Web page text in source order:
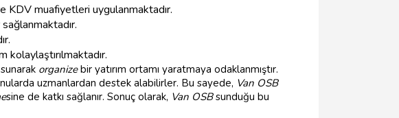
KDV muafiyetleri uygulanmaktadır.
kolaylaştırılmaktadır.
organizebir yatırım ortamı yaratmaya odaklanmıştır.
uzmanlardan destek alabilirler. Bu sayede, Van OSB
sine de katkı sağlanır. Sonuç olarak, Van OSBsunduğu bu